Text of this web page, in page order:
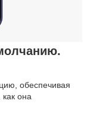
обеспечивая
она